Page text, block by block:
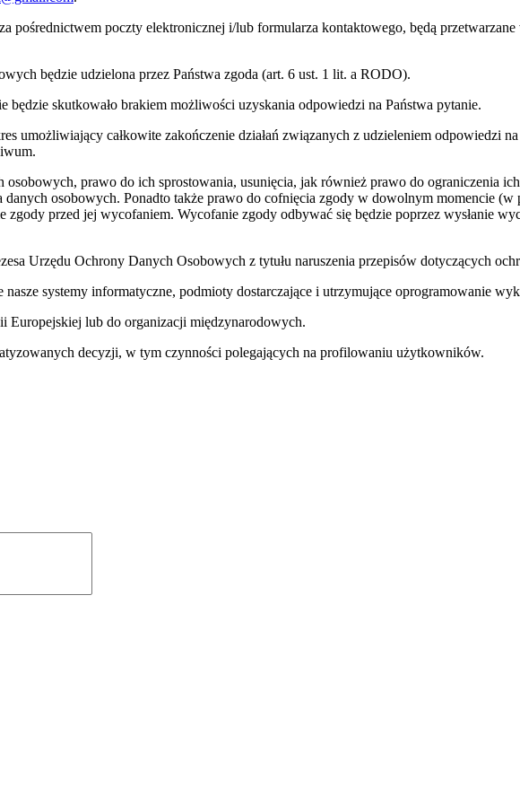
pośrednictwem poczty elektronicznej i/lub formularza kontaktowego, będą
będzie udzielona przez Państwa zgoda (art. 6 ust. 1 lit. a RODO).
będzie skutkowało brakiem możliwości uzyskania odpowiedzi na Państwa pytanie.
umożliwiający całkowite zakończenie działań związanych z udzieleniem odpowiedzi
osobowych, prawo do ich sprostowania, usunięcia, jak również prawo do ograniczenia
osobowych. Ponadto także prawo do cofnięcia zgody w dowolnym momencie
zgody przed jej wycofaniem. Wycofanie zgody odbywać się będzie poprzez wysłanie
Urzędu Ochrony Danych Osobowych z tytułu naruszenia przepisów dotyczących
systemy informatyczne, podmioty dostarczające i utrzymujące oprogramowanie
Europejskiej lub do organizacji międzynarodowych.
decyzji, w tym czynności polegających na profilowaniu użytkowników.